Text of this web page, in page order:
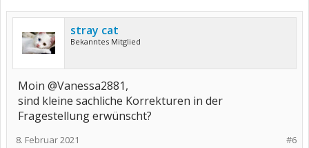
stray cat
Bekanntes Mitglied
Moin @Vanessa2881,
sind kleine sachliche Korrekturen in der
Fragestellung erwünscht?
#6
8. Februar 2021